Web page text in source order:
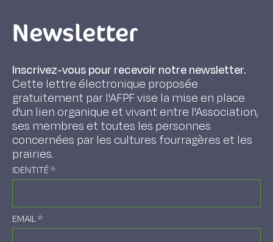
Newsletter
Inscrivez-vous pour recevoir notre newsletter.
Cette lettre électronique proposée
gratuitement par l'AFPF vise la mise en place
d'un lien organique et vivant entre l'Association,
ses membres et toutes les personnes
concernées par les cultures fourragères et les
prairies.
IDENTITÉ*
EMAIL*